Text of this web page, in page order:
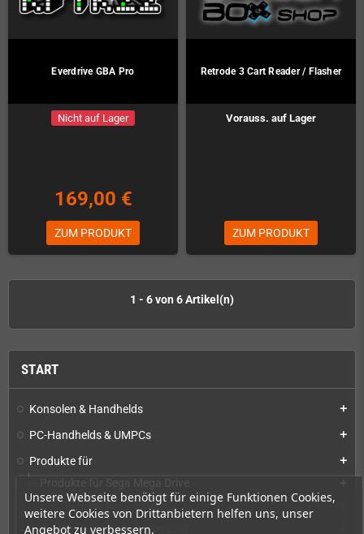
Unsere Webseite benötigt für einige Funktionen Cookies,
weitere Cookies von Drittanbietern helfen uns, unser
Angebot zu verbessern.
START
Konsolen & Handhelds add
PC-Handhelds & UMPCs add
Produkte für add
Produkte für Sega Saturn
Produkte für Sega Dreamcast
Everdrive GBA Pro
Nicht auf Lager
169,00 €
ZUM PRODUKT
Retrode 3 Cart Reader / Flasher
Vorauss. auf Lager
ZUM PRODUKT
1 - 6 von 6 Artikel(n)